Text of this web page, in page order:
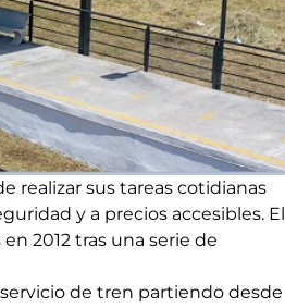
realizar sus tareas cotidianas
y a precios accesibles. El
2012 tras una serie de
de tren partiendo desde